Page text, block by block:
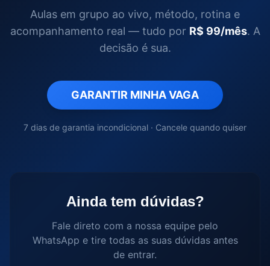
Aulas em grupo ao vivo, método, rotina e
acompanhamento real — tudo por R$ 99/mês. A
decisão é sua.
GARANTIR MINHA VAGA
7 dias de garantia incondicional · Cancele quando quiser
Ainda tem dúvidas?
Fale direto com a nossa equipe pelo
WhatsApp e tire todas as suas dúvidas antes
de entrar.